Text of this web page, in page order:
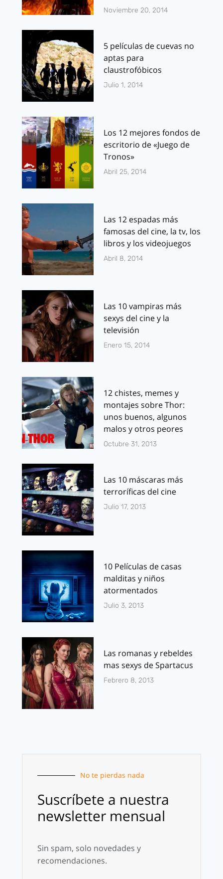
Noviembre 20, 2014
5 películas de cuevas no
aptas para
claustrofóbicos
Julio 1, 2014
Los 12 mejores fondos de
escritorio de «Juego de
Tronos»
Abril 25, 2014
Las 12 espadas más
famosas del cine, la tv, los
libros y los videojuegos
Abril 8, 2014
Las 10 vampiras más
sexys del cine y la
televisión
Enero 15, 2014
12 chistes, memes y
montajes sobre Thor:
unos buenos, algunos
malos y otros peores
Octubre 31, 2013
Las 10 máscaras más
terroríficas del cine
Julio 17, 2013
10 Películas de casas
malditas y niños
atormentados
Julio 3, 2013
Las romanas y rebeldes
mas sexys de Spartacus
Febrero 8, 2013
No te pierdas nada
Suscríbete a nuestra
newsletter mensual
Sin spam, solo novedades y
recomendaciones.